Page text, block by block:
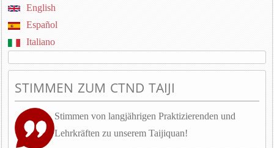
English
Español
Italiano
STIMMEN ZUM CTND TAIJI
Stimmen von langjährigen Praktizierenden und
Lehrkräften zu unserem Taijiquan!